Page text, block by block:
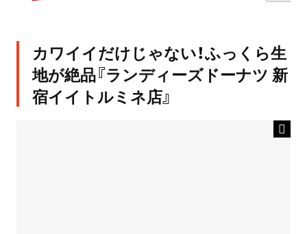
カワイイだけじゃない！ふっくら生
地が絶品『ランディーズドーナツ 新
宿イイトルミネ店』